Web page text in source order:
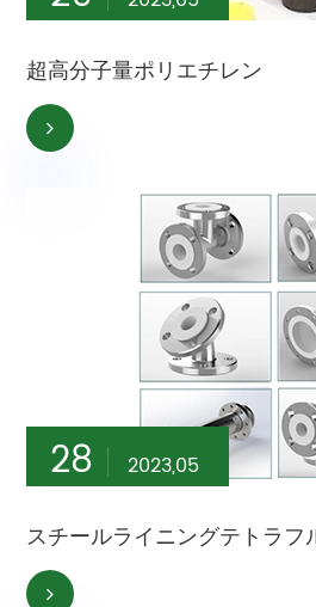
超高分子量ポリエチレン
28 2023,05
スチールライニングテトラフ